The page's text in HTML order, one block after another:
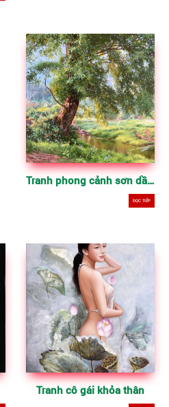
Tranh phong cảnh sơn dầu đẹp trên toan
ĐỌC TIẾP
Tranh cô gái khỏa thân